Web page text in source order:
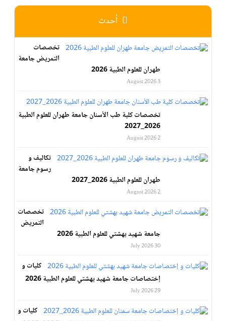
أحدث
تخصصات
التمريض جامعة
طهران للعلوم الطبية 2026
3 August 2026
تخصصات كلية طب الأسنان جامعة طهران للعلوم الطبية
2026_2027
2 August 2026
تكاليف و
رسوم جامعة
طهران للعلوم الطبية 2026_2027
2 August 2026
تخصصات
التمريض
جامعة شهيد بهشتي للعلوم الطبية 2026
30 July 2026
كليات و
إختصاصات جامعة شهيد بهشتي للعلوم الطبية 2026
29 July 2026
كليات و